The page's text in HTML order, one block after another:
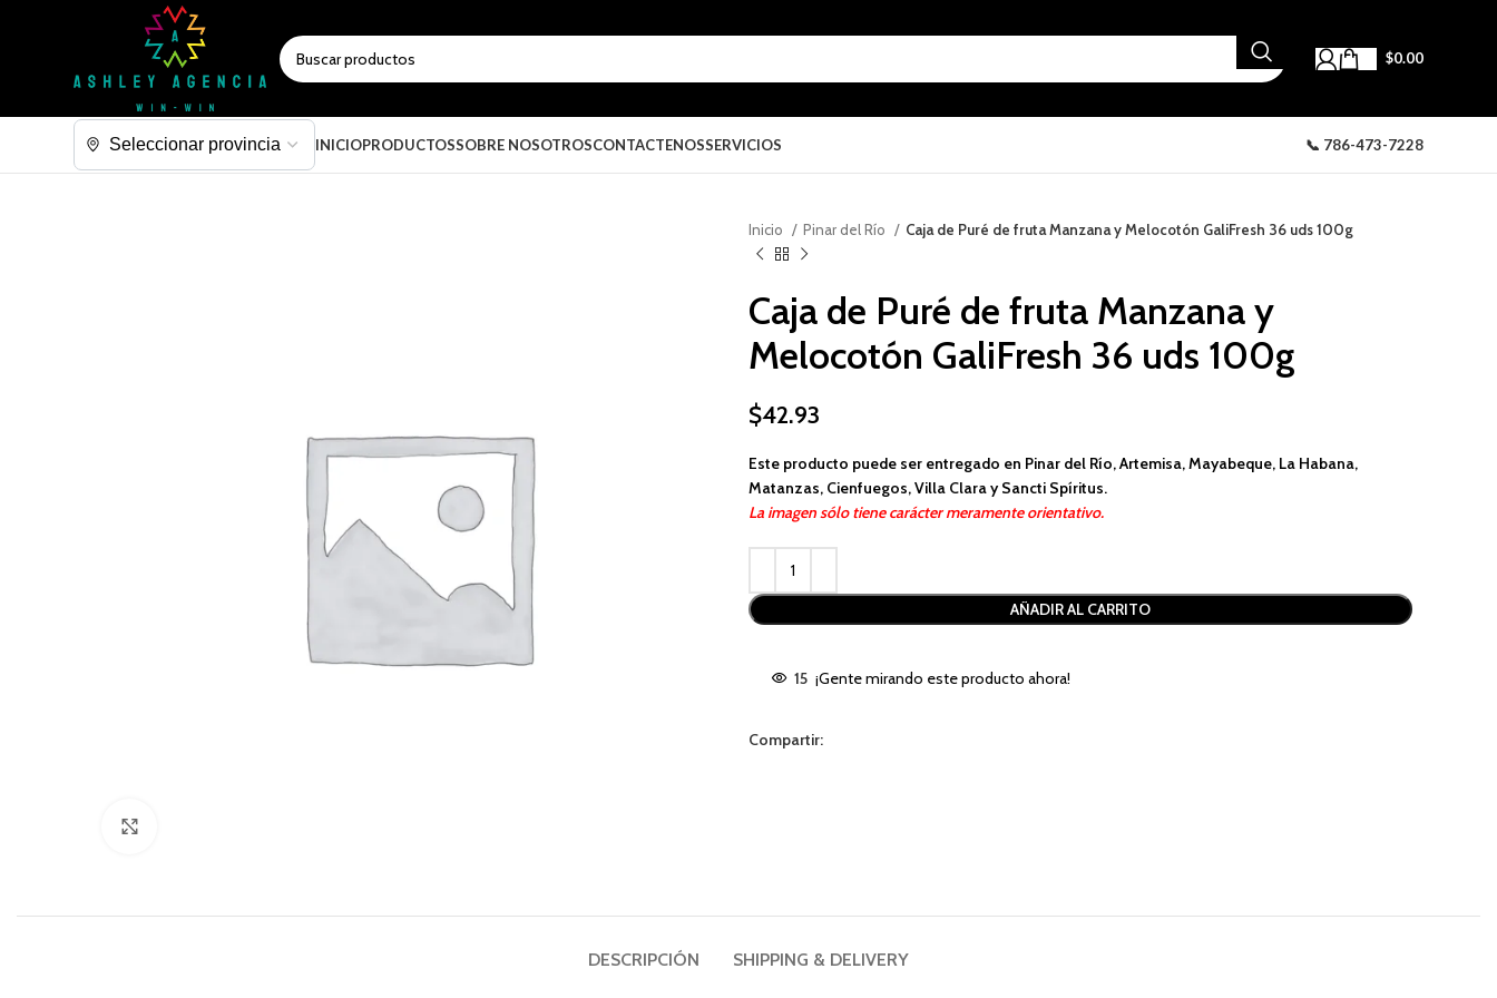
$0.00
INICIOPRODUCTOSSOBRE NOSOTROSCONTACTENOSSERVICIOS 📞 786-473-7228
Inicio Pinar del Río Caja de Puré de fruta Manzana y Melocotón GaliFresh 36 uds 100g
Caja de Puré de fruta Manzana y
Melocotón GaliFresh 36 uds 100g
$42.93
Este producto puede ser entregado en Pinar del Río, Artemisa, Mayabeque, La Habana,
Matanzas, Cienfuegos, Villa Clara y Sancti Spíritus.
La imagen sólo tiene carácter meramente orientativo.
AÑADIR AL CARRITO
15 ¡Gente mirando este producto ahora!
Compartir:
DESCRIPCIÓN SHIPPING & DELIVERY